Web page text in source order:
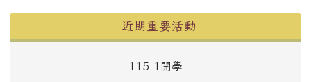
近期重要活動
115-1開學